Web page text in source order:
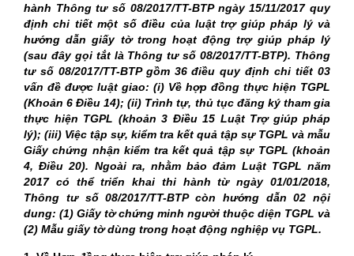
hành Thông tư số 08/2017/TT-BTP ngày 15/11/2017 quy
định chi tiết một số điều của luật trợ giúp pháp lý và
hướng dẫn giấy tờ trong hoạt động trợ giúp pháp lý
(sau đây gọi tắt là Thông tư số 08/2017/TT-BTP). Thông
tư số 08/2017/TT-BTP gồm 36 điều quy định chi tiết 03
vấn đề được luật giao: (i) Về hợp đồng thực hiện TGPL
(Khoản 6 Điều 14); (ii) Trình tự, thủ tục đăng ký tham gia
thực hiện TGPL (khoản 3 Điều 15 Luật Trợ giúp pháp
lý); (iii) Việc tập sự, kiểm tra kết quả tập sự TGPL và mẫu
Giấy chứng nhận kiểm tra kết quả tập sự TGPL (khoản
4, Điều 20). Ngoài ra, nhằm bảo đảm Luật TGPL năm
2017 có thể triển khai thi hành từ ngày 01/01/2018,
Thông tư số 08/2017/TT-BTP còn hướng dẫn 02 nội
dung: (1) Giấy tờ chứng minh người thuộc diện TGPL và
(2) Mẫu giấy tờ dùng trong hoạt động nghiệp vụ TGPL.